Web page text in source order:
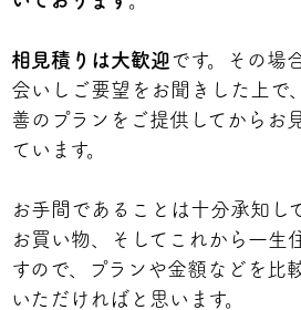
相見積りは大歓迎です。その場
会いしご要望をお聞きした上で
善のプランをご提供してからお
ています。
お手間であることは十分承知し
お買い物、そしてこれから一生
すので、プランや金額などを比
いただければと思います。